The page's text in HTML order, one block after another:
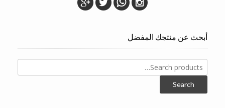
أبحث عن منتجك المفضل
Search
for:
Search